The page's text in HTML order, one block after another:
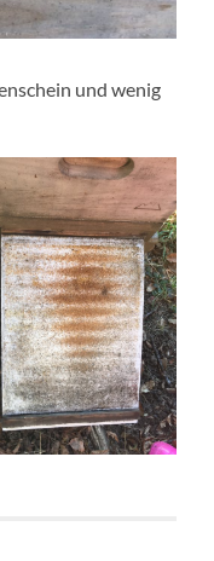
und wenig